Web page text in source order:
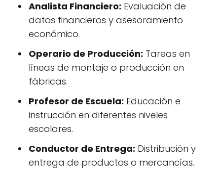
Analista Financiero: Evaluación de
datos financieros y asesoramiento
económico.
Operario de Producción: Tareas en
líneas de montaje o producción en
fábricas.
Profesor de Escuela: Educación e
instrucción en diferentes niveles
escolares.
Conductor de Entrega: Distribución y
entrega de productos o mercancías.